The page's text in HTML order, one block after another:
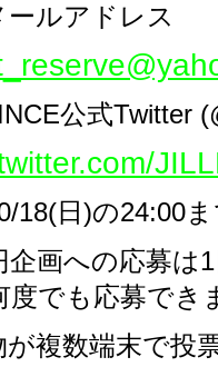
ールアドレス
公式Twitter
18(日)の24:00ま
企画への応募は
でも応募でき
が複数端末で投